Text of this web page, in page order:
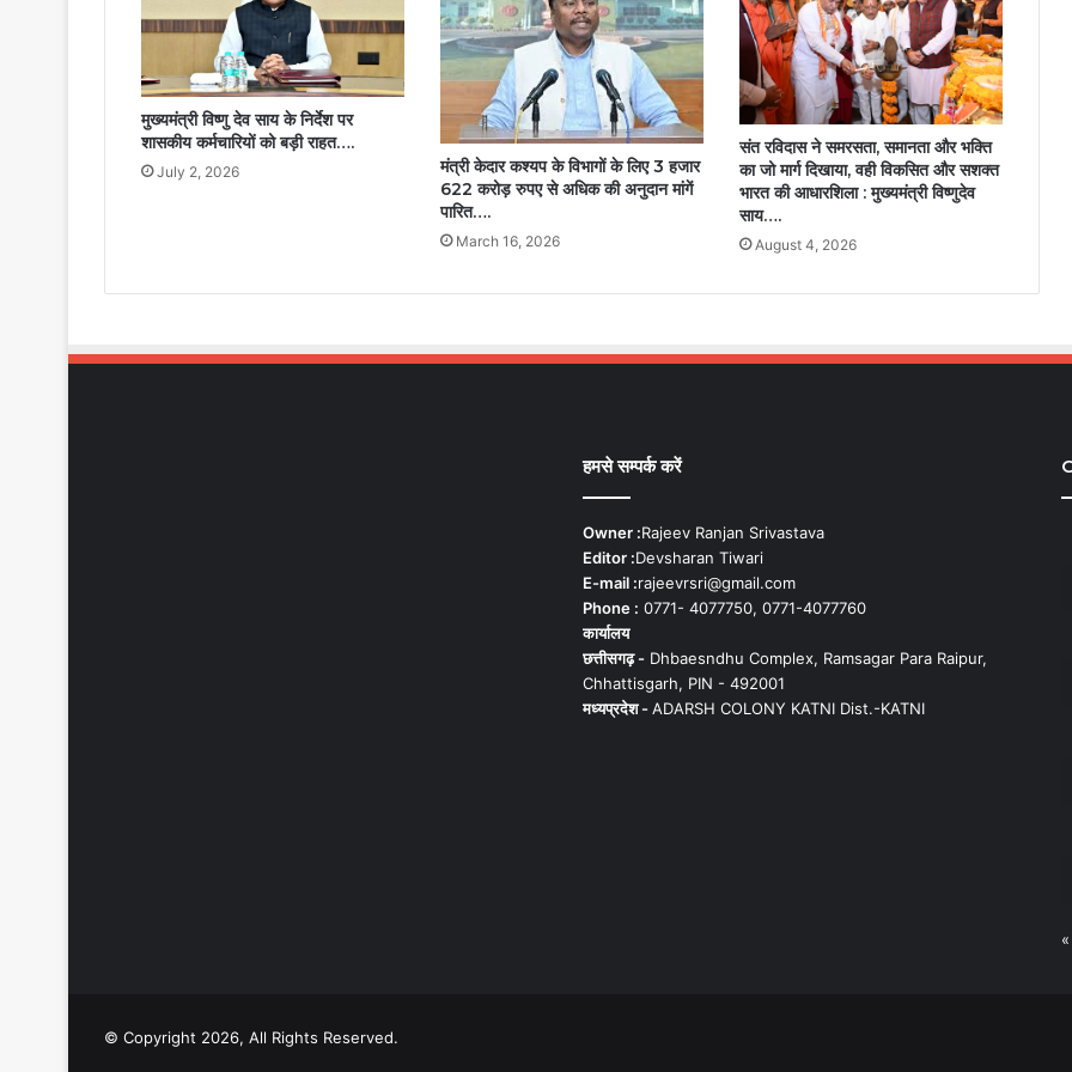
मुख्यमंत्री विष्णु देव साय के निर्देश पर
शासकीय कर्मचारियों को बड़ी राहत….
July 2, 2026
मंत्री केदार कश्यप के विभागों के लिए 3 हजार
622 करोड़ रुपए से अधिक की अनुदान मांगें
पारित….
March 16, 2026
संत रविदास ने समरसता, समानता और भक्ति
का जो मार्ग दिखाया, वही विकसित और सशक्त
भारत की आधारशिला : मुख्यमंत्री विष्णुदेव
साय….
August 4, 2026
हमसे सम्पर्क करें
Owner :Rajeev Ranjan Srivastava
Editor :Devsharan Tiwari
E-mail :rajeevrsri@gmail.com
Phone : 0771- 4077750, 0771-4077760
कार्यालय
छत्तीसगढ़ -Dhbaesndhu Complex, Ramsagar Para Raipur,
Chhattisgarh, PIN - 492001
मध्यप्रदेश -ADARSH COLONY KATNI Dist.-KATNI
© Copyright 2026, All Rights Reserved.